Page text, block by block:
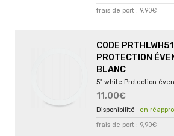
frais de port : 9,90€
CODE PRTHLWH51
PROTECTION
BLANC
5" white Protection
11,00€
en
frais de port : 9,90€